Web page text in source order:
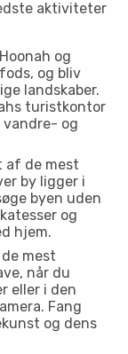
aktiviteter
og
og bliv
landskaber.
turistkontor
og
af de mest
by ligger i
byen uden
og
hjem.
mest
når du
eller i den
Fang
og dens